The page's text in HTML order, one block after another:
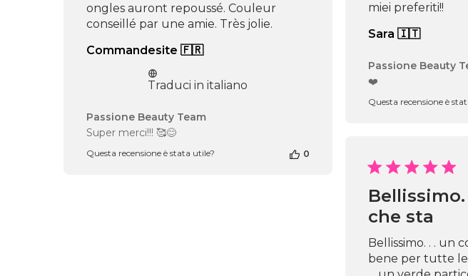
ongles auront repoussé. Couleur
conseillé par une amie. Très jolie.
Commandesite 🇫🇷
Traduci in italiano
Commenti
del
Passione Beauty Team
Super merci!!! 🥰😊
Questa recensione è stata utile? 0
miei preferiti!!
Sara 🇮🇹
Passione Beauty
❤️
Questa recensione è
che sta
Bellissimo. . . un
bene per tutte le